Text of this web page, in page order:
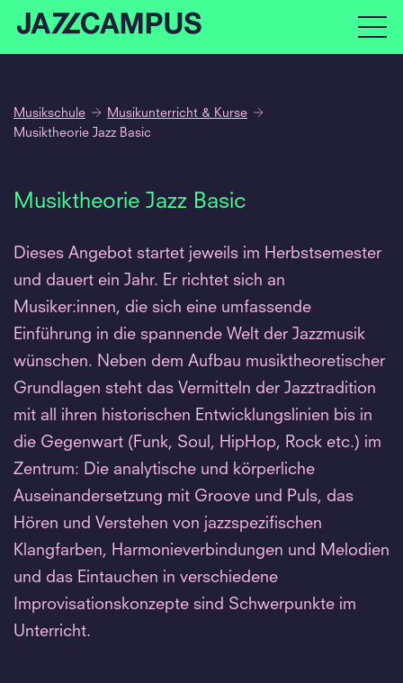
Musikschule
Musikunterricht & Kurse
Musiktheorie Jazz Basic
Musiktheorie Jazz Basic
Dieses Angebot startet jeweils im Herbstsemester
und dauert ein Jahr. Er richtet sich an
Musiker:innen, die sich eine umfassende
Einführung in die spannende Welt der Jazzmusik
wünschen. Neben dem Aufbau musiktheoretischer
Grundlagen steht das Vermitteln der Jazztradition
mit all ihren historischen Entwicklungslinien bis in
die Gegenwart (Funk, Soul, HipHop, Rock etc.) im
Zentrum: Die analytische und körperliche
Auseinandersetzung mit Groove und Puls, das
Hören und Verstehen von jazzspezifischen
Klangfarben, Harmonieverbindungen und Melodien
und das Eintauchen in verschiedene
Improvisationskonzepte sind Schwerpunkte im
Unterricht.